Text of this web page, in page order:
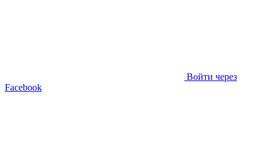
Войти через
Facebook